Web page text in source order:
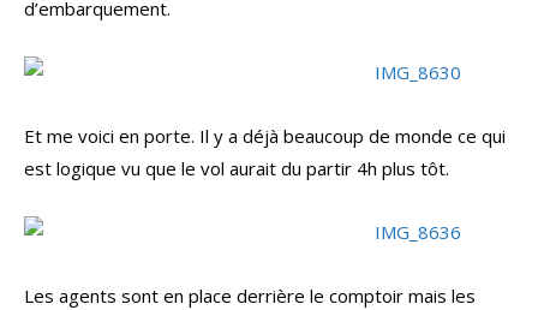
d’embarquement.
Et me voici en porte. Il y a déjà beaucoup de monde ce qui
est logique vu que le vol aurait du partir 4h plus tôt.
Les agents sont en place derrière le comptoir mais les